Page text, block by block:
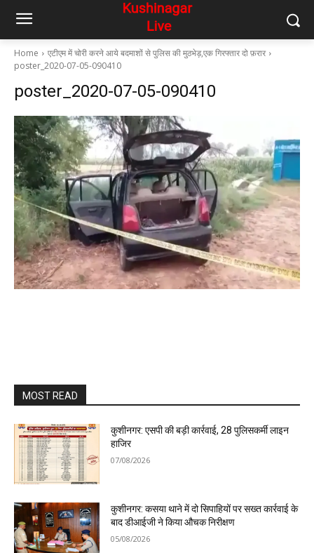
Home
एटीएम में चोरी करने आये बदमाशों से पुलिस की मुठभेड़,एक गिरफ्तार दो फ़रार
poster_2020-07-05-090410
poster_2020-07-05-090410
MOST READ
कुशीनगर: एसपी की बड़ी कार्रवाई, 28 पुलिसकर्मी लाइन
हाजिर
07/08/2026
कुशीनगर: कसया थाने में दो सिपाहियों पर सख्त कार्रवाई के
बाद डीआईजी ने किया औचक निरीक्षण
05/08/2026